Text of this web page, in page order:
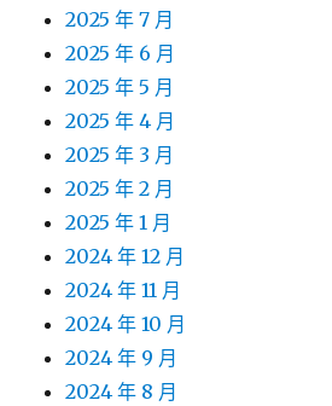
2025 年 7 月
2025 年 6 月
2025 年 5 月
2025 年 4 月
2025 年 3 月
2025 年 2 月
2025 年 1 月
2024 年 12 月
2024 年 11 月
2024 年 10 月
2024 年 9 月
2024 年 8 月